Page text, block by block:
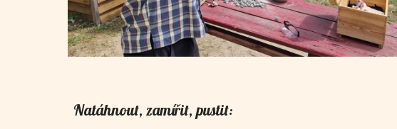
Natáhnout, zamířit, pustit: